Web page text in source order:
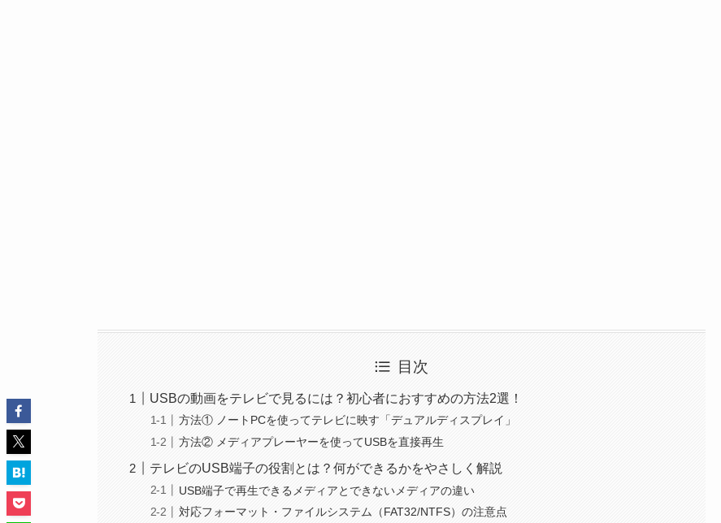
目次
USBの動画をテレビで見るには？初心者におすすめの方法2選！
方法① ノートPCを使ってテレビに映す「デュアルディスプレイ」
方法② メディアプレーヤーを使ってUSBを直接再生
テレビのUSB端子の役割とは？何ができるかをやさしく解説
USB端子で再生できるメディアとできないメディアの違い
対応フォーマット・ファイルシステム（FAT32/NTFS）の注意点